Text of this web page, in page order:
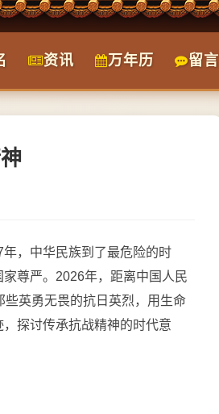
资讯 万年历 留言
，中华民族到了最危险的时
尊严。2026年，距离中国人民
英勇无畏的抗日英烈，用生命
探讨传承抗战精神的时代意